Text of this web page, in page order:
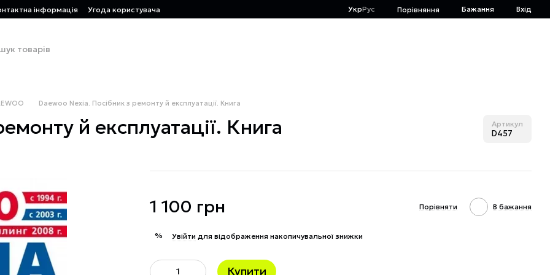
інформація Угода користувача УкрРус Порівняння Бажання Вхід
Daewoo Nexia. Посібник з ремонту й експлуатації. Книга
й експлуатації. Книга Артикул
D457
1 100 грн Порівняти В бажання
% Увійти для відображення накопичувальної знижки
Купити